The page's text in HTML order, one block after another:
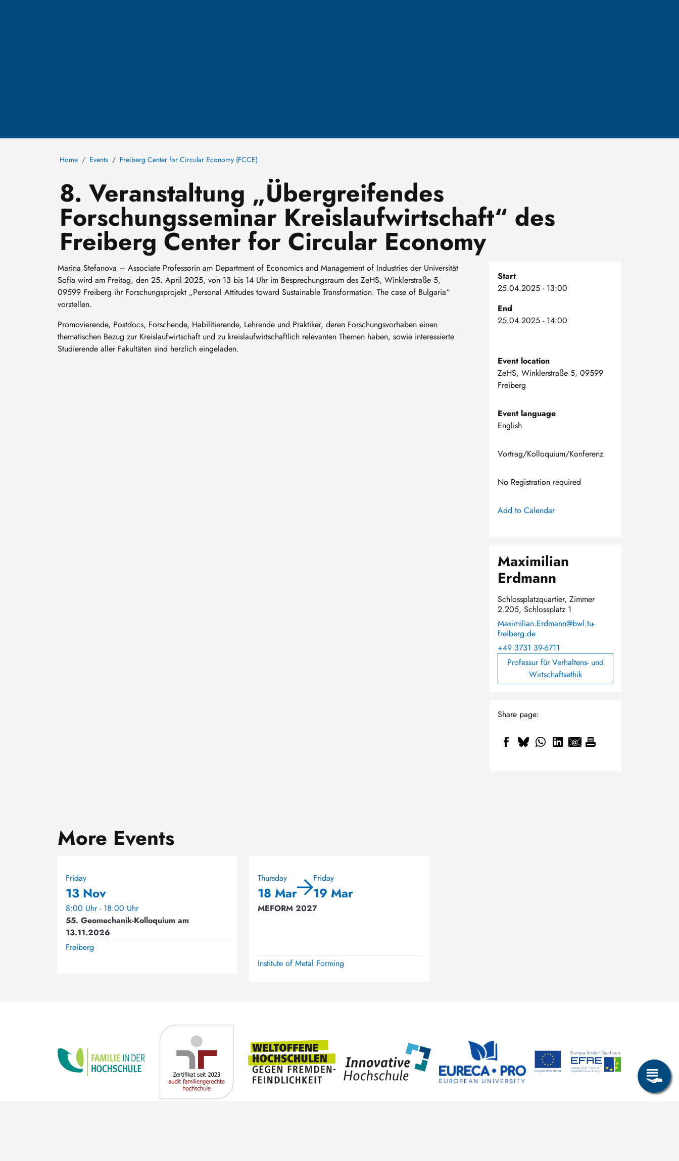
Home Events Freiberg Center for Circular Economy (FCCE)
8. Veranstaltung „Übergreifendes
Forschungsseminar Kreislaufwirtschaft“ des
Freiberg Center for Circular Economy
Marina Stefanova – Associate Professorin am Department of Economics and Management of Industries der Universität
Sofia wird am Freitag, den 25. April 2025, von 13 bis 14 Uhr im Besprechungsraum des ZeHS, Winklerstraße 5,
09599 Freiberg ihr Forschungsprojekt „Personal Attitudes toward Sustainable Transformation. The case of Bulgaria“
vorstellen.
Promovierende, Postdocs, Forschende, Habilitierende, Lehrende und Praktiker, deren Forschungsvorhaben einen
thematischen Bezug zur Kreislaufwirtschaft und zu kreislaufwirtschaftlich relevanten Themen haben, sowie interessierte
Studierende aller Fakultäten sind herzlich eingeladen.
Start
25.04.2025 - 13:00
End
25.04.2025 - 14:00
Event location
ZeHS, Winklerstraße 5, 09599
Freiberg
Event language
English
Vortrag/Kolloquium/Konferenz
No Registration required
Add to Calendar
Maximilian
Erdmann
Schlossplatzquartier, Zimmer
2.205, Schlossplatz 1
Maximilian.Erdmann@bwl.tu-
freiberg.de
+49 3731 39-6711
Professur für Verhaltens- und
Wirtschaftsethik
Share page:
More Events
Friday
13 Nov
8:00 Uhr - 18:00 Uhr
55. Geomechanik-Kolloquium am
13.11.2026
Freiberg
Thursday
18 Mar
Friday
19 Mar
MEFORM 2027
Institute of Metal Forming